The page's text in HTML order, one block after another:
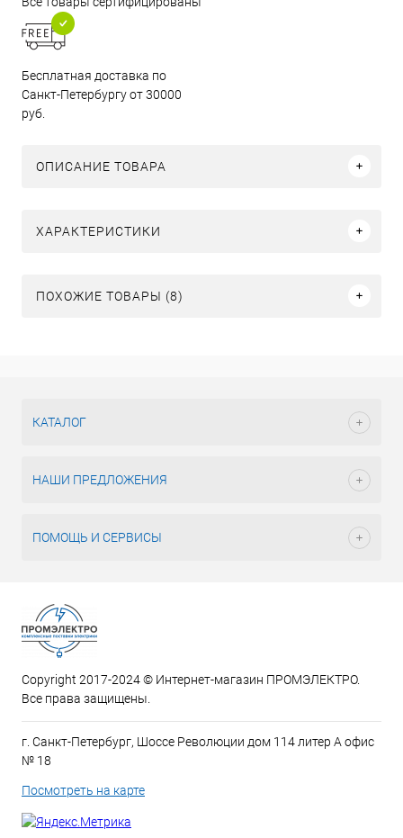
Бесплатная доставка по
Санкт-Петербургу от 30000
руб.
ОПИСАНИЕ ТОВАРА
ХАРАКТЕРИСТИКИ
ПОХОЖИЕ ТОВАРЫ (8)
КАТАЛОГ
НАШИ ПРЕДЛОЖЕНИЯ
ПОМОЩЬ И СЕРВИСЫ
Copyright 2017-2024 © Интернет-магазин ПРОМЭЛЕКТРО.
Все права защищены.
г. Санкт-Петербург, Шоссе Революции дом 114 литер А офис
№ 18
Посмотреть на карте